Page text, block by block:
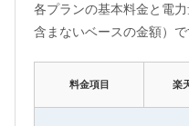
各プランの基本料金と電
含まないベースの金額）で
料金項目 楽